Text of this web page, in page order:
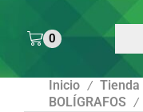
0
Inicio / Tienda
BOLÍGRAFOS /